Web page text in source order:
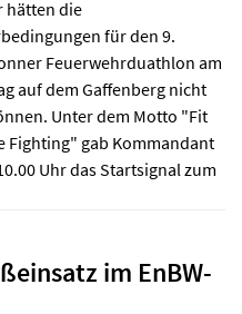
hätten die
für den 9.
Feuerwehrduathlon am
auf dem Gaffenberg nicht
Unter dem Motto "Fit
Fighting" gab Kommandant
Uhr das Startsignal zum
im EnBW-